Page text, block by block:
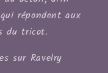
répondent aux
du tricot.
sur Ravelry